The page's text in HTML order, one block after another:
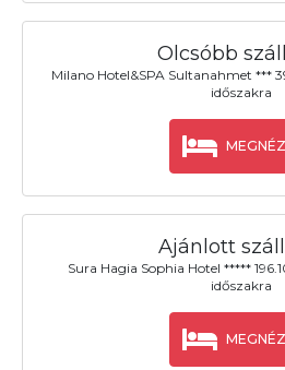
Olcsóbb
Milano Hotel&SPA Sultanahmet ***
időszakra
Ajánlott
Sura Hagia Sophia Hotel *****
időszakra